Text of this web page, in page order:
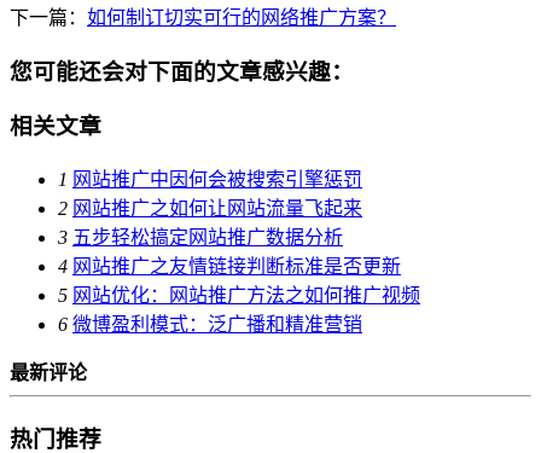
下一篇： 如何制订切实可行的网络推广方案？
您可能还会对下面的文章感兴趣：
相关文章
1 网站推广中因何会被搜索引擎惩罚
2 网站推广之如何让网站流量飞起来
3 五步轻松搞定网站推广数据分析
4 网站推广之友情链接判断标准是否更新
5 网站优化：网站推广方法之如何推广视频
6 微博盈利模式：泛广播和精准营销
最新评论
热门推荐